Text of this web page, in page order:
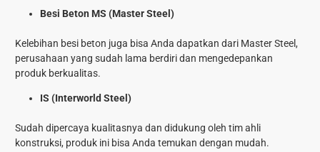
Besi Beton MS (Master Steel)
Kelebihan besi beton juga bisa Anda dapatkan dari Master Steel,
perusahaan yang sudah lama berdiri dan mengedepankan
produk berkualitas.
IS (Interworld Steel)
Sudah dipercaya kualitasnya dan didukung oleh tim ahli
konstruksi, produk ini bisa Anda temukan dengan mudah.